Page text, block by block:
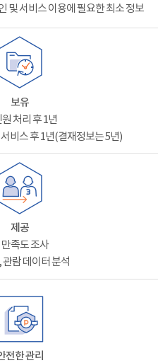
및 서비스 이용에 필요한 최소 정보
보유
원 처리 후 1년
서비스 후 1년(결재정보는 5년)
제공
만족도 조사
관람 데이터 분석
전한 관리